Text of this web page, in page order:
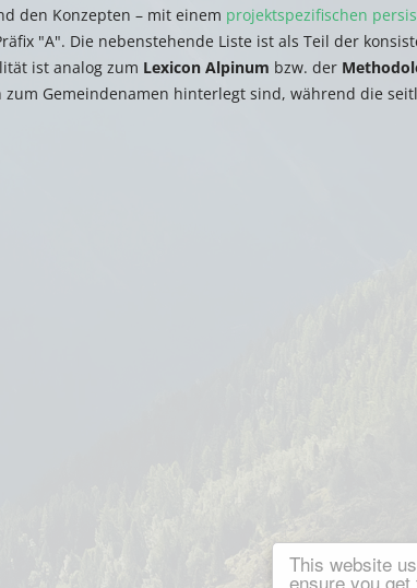
This website
ensure you
den Konzepten – mit einem projektspezifischen
"A". Die nebenstehende Liste ist als Teil der
ist analog zum Lexicon Alpinum bzw. der
Gemeindenamen hinterlegt sind, während die